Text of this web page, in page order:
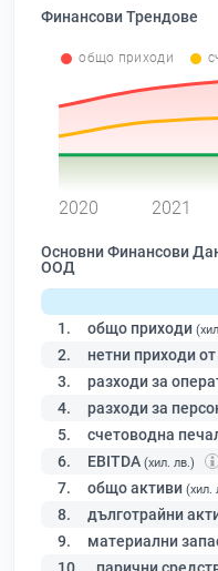
Финансови Трендове
общо приходи
2020 2021
Основни Финансови
ООД
1. общо приходи
2. нетни приходи
3. разходи за
4. разходи за
5. счетоводна
6. EBITDA (хил. лв.)
7. общо активи (хил.
8. дълготрайни
9. материални